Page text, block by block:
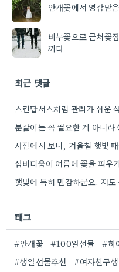
안개꽃에서 영감받
비누꽃으로 근처꽃
끼다
최근 댓글
햇빛에 특히 민감하군요. 저
태그
#안개꽃 #100일선물 #하
#생일선물추천
#여자친구